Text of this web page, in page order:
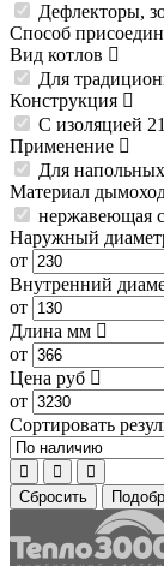
Дефлекторы,
Способ
Вид котлов
Для
Конструкция
С изоляцией 21
Применение
Для
Материал
нержавеющая
Наружный
от
Внутренний
от
Длина мм
от
Цена руб
от
Сортировать
Сбросить